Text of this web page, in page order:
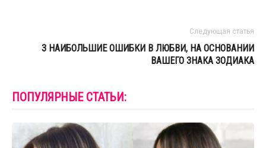
Следующая статья
3 НАИБОЛЬШИЕ ОШИБКИ В ЛЮБВИ, НА ОСНОВАНИИ
ВАШЕГО ЗНАКА ЗОДИАКА
ПОПУЛЯРНЫЕ СТАТЬИ: